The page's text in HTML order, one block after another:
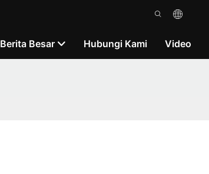
Berita Besar Hubungi Kami Video